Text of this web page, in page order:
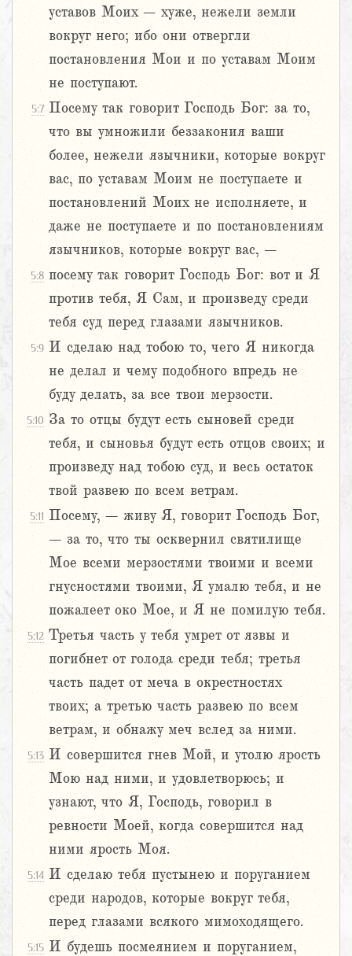
уставов Моих – хуже, нежели земли
вокруг него; ибо они отвергли
постановления Мои и по уставам Моим
не поступают.
5:7 Посему так говорит Господь Бог: за то,
что вы умножили беззакония ваши
более, нежели язычники, которые вокруг
вас, по уставам Моим не поступаете и
постановлений Моих не исполняете, и
даже не поступаете и по постановлениям
язычников, которые вокруг вас, –
5:8 посему так говорит Господь Бог: вот и Я
против тебя, Я Сам, и произведу среди
тебя суд перед глазами язычников.
5:9 И сделаю над тобою то, чего Я никогда
не делал и чему подобного впредь не
буду делать, за все твои мерзости.
5:10 За то отцы будут есть сыновей среди
тебя, и сыновья будут есть отцов своих; и
произведу над тобою суд, и весь остаток
твой развею по всем ветрам.
5:11 Посему, – живу Я, говорит Господь Бог,
– за то, что ты осквернил святилище
Мое всеми мерзостями твоими и всеми
гнусностями твоими, Я умалю тебя, и не
пожалеет око Мое, и Я не помилую тебя.
5:12 Третья часть у тебя умрет от язвы и
погибнет от голода среди тебя; третья
часть падет от меча в окрестностях
твоих; а третью часть развею по всем
ветрам, и обнажу меч вслед за ними.
5:13 И совершится гнев Мой, и утолю ярость
Мою над ними, и удовлетворюсь; и
узнают, что Я, Господь, говорил в
ревности Моей, когда совершится над
ними ярость Моя.
5:14 И сделаю тебя пустынею и поруганием
среди народов, которые вокруг тебя,
перед глазами всякого мимоходящего.
5:15 И будешь посмеянием и поруганием,